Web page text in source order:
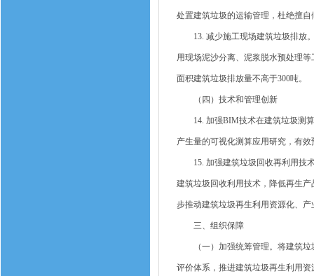
处置建筑垃圾的运输管理，杜绝擅自
13. 减少施工现场建筑垃圾排放。
用现场泥沙分离、泥浆脱水预处理
面积建筑垃圾排放量不高于300吨。
（四）技术和管理创新
14. 加强BIM技术在建筑垃圾测算
产生量的可视化测算应用研究，有
15. 加强建筑垃圾回收再利用技术
建筑垃圾回收利用技术，降低再生
步推动建筑垃圾再生利用资源化、产
三、组织保障
（一）加强统筹管理。将建筑垃
评价体系，推进建筑垃圾再生利用